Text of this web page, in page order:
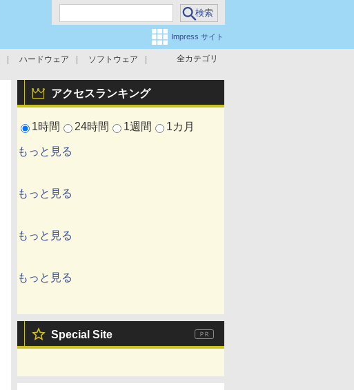
Impress サイト
全カテゴリ
ハードウェア
ソフトウェア
アクセスランキング
1時間 24時間 1週間 1カ月
もっと見る
もっと見る
もっと見る
もっと見る
Special Site